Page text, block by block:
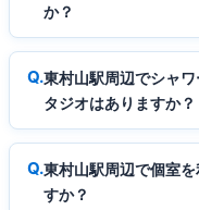
か？
東村山駅周辺でシャ
タジオはありますか？
東村山駅周辺で個室
すか？